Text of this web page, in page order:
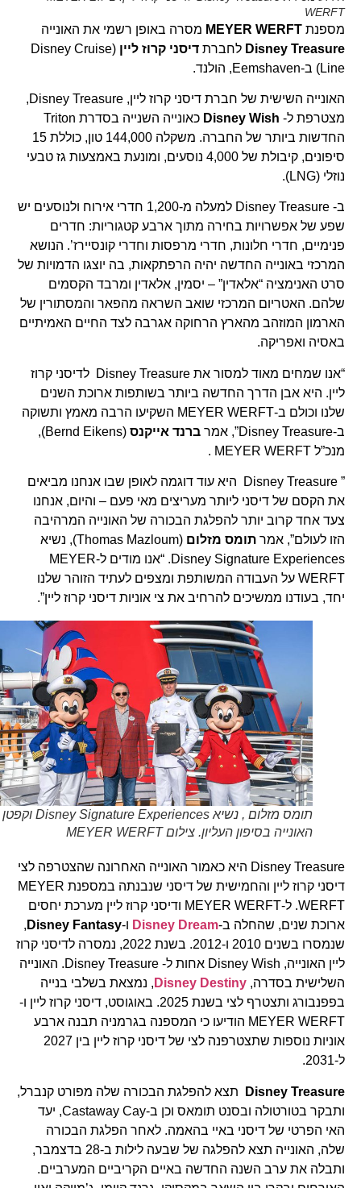
WERFT
מספנתMEYER WERFTמסרה באופן רשמי את האונייה
Disney Treasureלחברתדיסני קרוז ליין
(Disney Cruise
Line) ב-Eemshaven, הולנד.
האונייה השישית של חברת דיסני קרוז ליין, Disney Treasure,
מצטרפת ל- Disney Wish
כאונייה השנייה בסדרת Triton
החדשות ביותר של החברה. משקלה 144,000 טון, כוללת 15
סיפונים, קיבולת של 4,000 נוסעים, ומונעת באמצעות גז טבעי
נוזלי (LNG).
ב- Disney Treasure למעלה מ-1,200 חדרי אירוח ולנוסעים יש
שפע של אפשרויות בחירה מתוך ארבע קטגוריות: חדרים
פנימיים, חדרי חלונות, חדרי מרפסות וחדרי קונסיירז’. הנושא
המרכזי באונייה החדשה יהיה הרפתקאות, בה יוצגו הדמויות של
סרט האנימציה “אלאדין” – יסמין, אלאדין ומרבד הקסמים
שלהם. האטריום המרכזי שואב השראה מהפאר והמסתורין של
הארמון המוזהב מהארץ הרחוקה אגרבה לצד החיים האמיתיים
באסיה ואפריקה.
“אנו שמחים מאוד למסור את Disney Treasure לדיסני קרוז
ליין. היא אבן הדרך החדשה ביותר בשותפות ארוכת השנים
שלנו וכולם ב-MEYER WERFT השקיעו הרבה מאמץ ותשוקה
ברנד אייקנס
(Bernd Eikens),
מנכ”ל MEYER WERFT .
” Disney Treasure היא עוד דוגמה לאופן שבו אנחנו מביאים
את הקסם של דיסני ליותר מעריצים מאי פעם – והיום, אנחנו
צעד אחד קרוב יותר להפלגת הבכורה של האונייה המרהיבה
הזו לעולם”, אמרתומס מזלום
(Thomas Mazloum), נשיא
Disney Signature Experiences. “אנו מודים ל-MEYER
WERFT על העבודה המשותפת ומצפים לעתיד הזוהר שלנו
יחד, בעודנו ממשיכים להרחיב את צי אוניות דיסני קרוז ליין”.
תומס מזלום , נשיא Disney Signature Experiences וקפטן
האונייה בסיפון העליון. צילום MEYER WERFT
Disney Treasure היא כאמור האונייה האחרונה שהצטרפה לצי
דיסני קרוז ליין והחמישית של דיסני שנבנתה במספנת MEYER
WERFT. ל-MEYER WERFT ודיסני קרוז ליין מערכת יחסים
ארוכת שנים, שהחלה ב- Disney Dreamו-Disney Fantasy
,
שנמסרו בשנים 2010 ו-2012. בשנת 2022, נמסרה לדיסני קרוז
ליין האונייה, Disney Wish אחות ל- Disney Treasure. האונייה
השלישית בסדרה,Disney Destiny, נמצאת בשלבי בנייה
בפפנבורג ותצטרף לצי בשנת 2025. באוגוסט, דיסני קרוז ליין ו-
MEYER WERFT הודיעו כי המספנה בגרמניה תבנה ארבע
אוניות נוספות שתצטרפנה לצי של דיסני קרוז ליין בין 2027
Disney Treasureתצא להפלגת הבכורה שלה מפורט קנברל,
ותבקר בטורטולה ובסנט תומאס וכן ב-Castaway Cay, יעד
האי הפרטי של דיסני באיי בהאמה. לאחר הפלגת הבכורה
שלה, האונייה תצא להפלגה של שבעה לילות ב-28 בדצמבר,
ותבלה את ערב השנה החדשה באיים הקריביים המערביים.